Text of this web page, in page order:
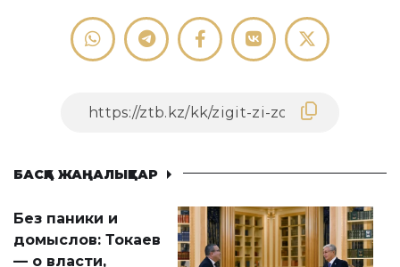
БАСҚА ЖАҢАЛЫҚТАР
Без паники и
домыслов: Токаев
— о власти,